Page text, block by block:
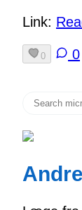
Link:
0 0